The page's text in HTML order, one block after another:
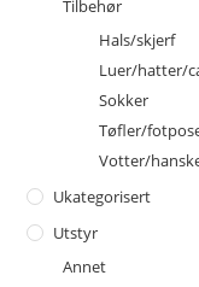
Tilbehør
Hals/skjerf
Luer/hatter/
Sokker
Tøfler/
Votter/
Ukategorisert
Utstyr
Annet